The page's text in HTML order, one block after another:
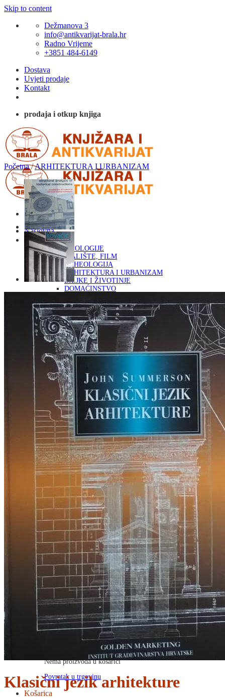
Skip to content
Dežmanova 3
info@antikvarijat-brala.hr
Radno Vrijeme
+3851 484-6149
Dostava
Uvjeti prodaje
Kontakt
prodaja i otkup knjiga
Naslovna
KNJIGE
OD ARHEOLOGIJE
DO KAZALIŠTE, FILM
ARHEOLOGIJA
ARHITEKTURA I URBANIZAM
BILJKE I ŽIVOTINJE
DOMAĆINSTVO
ETNOLOGIJA
FILOZOFIJA, SOCIOLOGIJA, ANTROPOLOGIJA
FOTOGRAFIJA
GLAZBENA UMJETNOST
KAZALIŠTE, FILM
OD KNJIŽEVNOST
DO RELIGIJA
KNJIŽEVNOST
LIKOVNA UMJETNOST
LJEKOVITO BILJE I ZDRAVLJE
MITOLOGIJA
POVIJEST I PUBLICISTIKA
PRIRODNE ZNANOSTI
PSIHOLOGIJA, POPULARNA PSIHOLOGIJA,
ALTERNATIVA
RAZNO
RELIGIJA
OD RJEČNIKA
DO ZEMLJOVIDA
RJEČNICI, GRAMATIKE, PRAVOPISI…
ŠAH
SPORT
STRIPOVI
TEHNIČKE ZNANOSTI
TEORIJA I POVIJEST KNJIŽEVNOSTI
VEDUTE
ZAGREB
ZEMLJOVIDI
Otkup knjiga
O nama
Novosti
AKCIJA
Pretraži:
Nema proizvoda u košarici
Povratak u trgovinu
Košarica
Početna /ARHITEKTURA I URBANIZAM
Klasični jezik arhitekture